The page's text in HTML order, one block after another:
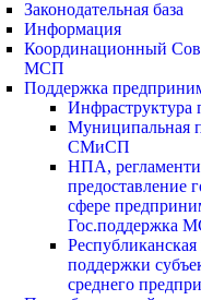
Законодательная база
Информация
Координационный
МСП
Поддержка
Инфраструктура
Муниципальная
СМиСП
НПА,
предоставление
сфере
Гос.поддержка
поддержки
среднего